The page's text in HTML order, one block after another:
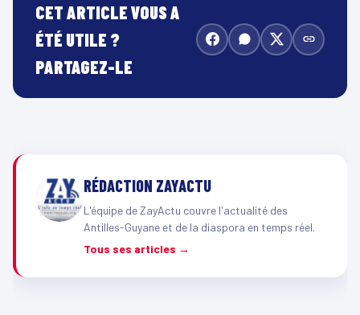
CET ARTICLE VOUS A
ÉTÉ UTILE ?
PARTAGEZ-LE
RÉDACTION ZAYACTU
L'équipe de ZayActu couvre l'actualité des
Antilles-Guyane et de la diaspora en temps réel.
Tous ses articles →